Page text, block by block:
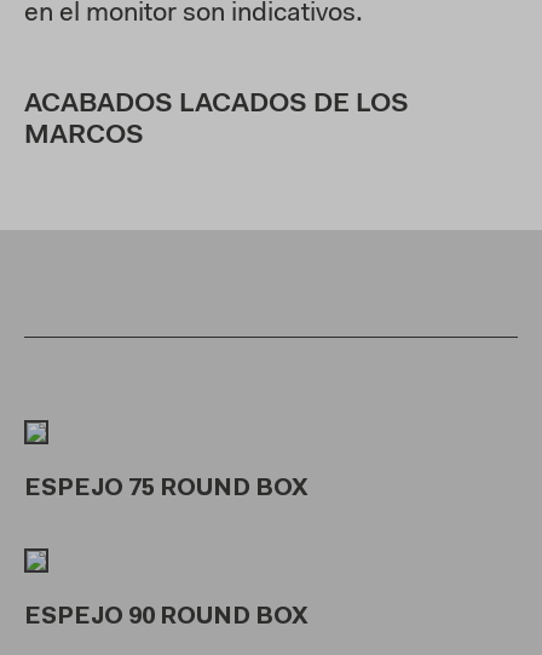
en el monitor son indicativos.
ACABADOS LACADOS DE LOS
MARCOS
ESPEJO 75 ROUND BOX
ESPEJO 90 ROUND BOX